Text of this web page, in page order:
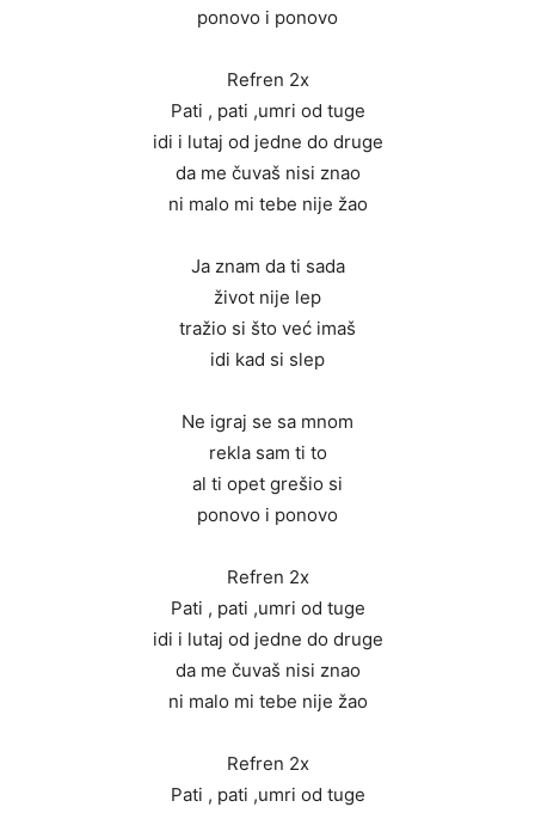
ponovo i ponovo
Refren 2x
Pati , pati ,umri od tuge
idi i lutaj od jedne do druge
da me čuvaš nisi znao
ni malo mi tebe nije žao
Ja znam da ti sada
život nije lep
tražio si što već imaš
idi kad si slep
Ne igraj se sa mnom
rekla sam ti to
al ti opet grešio si
ponovo i ponovo
Refren 2x
Pati , pati ,umri od tuge
idi i lutaj od jedne do druge
da me čuvaš nisi znao
ni malo mi tebe nije žao
Refren 2x
Pati , pati ,umri od tuge